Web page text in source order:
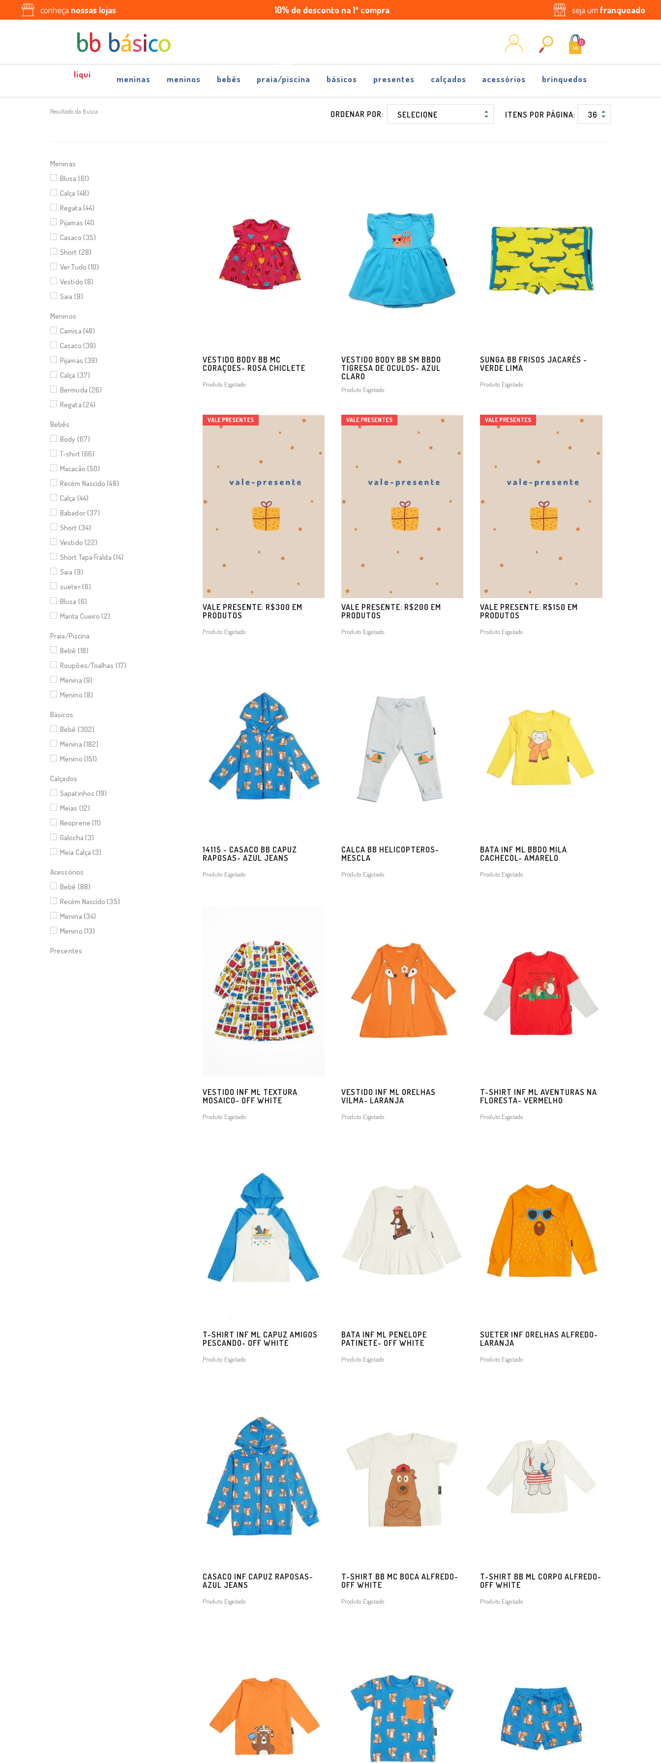
conheça nossas lojas 10% de desconto na 1ª compra
Enviamos
para
Parcele
em
juros
seja um franqueado
0
meninas meninos bebês praia/piscina básicos calçados acessórios brinquedos
presentes
Resultado da Busca ORDENAR POR: ITENS POR PÁGINA:
Meninas
Blusa (61)
Calça (48)
Regata (44)
Pijamas (41)
Casaco (35)
Short (28)
Ver Tudo (10)
Vestido (8)
Saia (8)
Meninos
Camisa (48)
Casaco (39)
Pijamas (39)
Calça (37)
Bermuda (26)
Regata (24)
Bebês
Body (67)
T-shirt (66)
Macacão (50)
Recém Nascido (48)
Calça (44)
Babador (37)
Short (34)
Vestido (22)
Short Tapa Fralda (14)
Saia (9)
sueter (6)
Blusa (6)
Manta Cueiro (2)
Praia/Piscina
Bebê (18)
Roupões/Toalhas (17)
Menina (9)
Menino (8)
Básicos
Bebê (302)
Menina (182)
Menino (151)
Calçados
Sapatinhos (19)
Meias (12)
Neoprene (11)
Galocha (3)
Meia Calça (3)
Acessórios
Bebê (88)
Recém Nascido (35)
Menina (34)
Menino (13)
Presentes
VESTIDO BODY BB MC
CORAÇOES- ROSA CHICLETE
Produto Esgotado
VESTIDO BODY BB SM BBDO
TIGRESA DE OCULOS- AZUL
CLARO
Produto Esgotado
SUNGA BB FRISOS JACARÉS -
VERDE LIMA
Produto Esgotado
VALE PRESENTE: R$300 EM
PRODUTOS
Produto Esgotado
VALE PRESENTES
VALE PRESENTE: R$200 EM
PRODUTOS
Produto Esgotado
VALE PRESENTES
VALE PRESENTE: R$150 EM
PRODUTOS
Produto Esgotado
VALE PRESENTES
14115 - CASACO BB CAPUZ
RAPOSAS- AZUL JEANS
Produto Esgotado
CALCA BB HELICOPTEROS-
MESCLA
Produto Esgotado
BATA INF ML BBDO MILA
CACHECOL- AMARELO
Produto Esgotado
VESTIDO INF ML TEXTURA
MOSAICO- OFF WHITE
Produto Esgotado
VESTIDO INF ML ORELHAS
VILMA- LARANJA
Produto Esgotado
T-SHIRT INF ML AVENTURAS NA
FLORESTA- VERMELHO
Produto Esgotado
T-SHIRT INF ML CAPUZ AMIGOS
PESCANDO- OFF WHITE
Produto Esgotado
BATA INF ML PENELOPE
PATINETE- OFF WHITE
Produto Esgotado
SUETER INF ORELHAS ALFREDO-
LARANJA
Produto Esgotado
CASACO INF CAPUZ RAPOSAS-
AZUL JEANS
Produto Esgotado
T-SHIRT BB MC BOCA ALFREDO-
OFF WHITE
Produto Esgotado
T-SHIRT BB ML CORPO ALFREDO-
OFF WHITE
Produto Esgotado